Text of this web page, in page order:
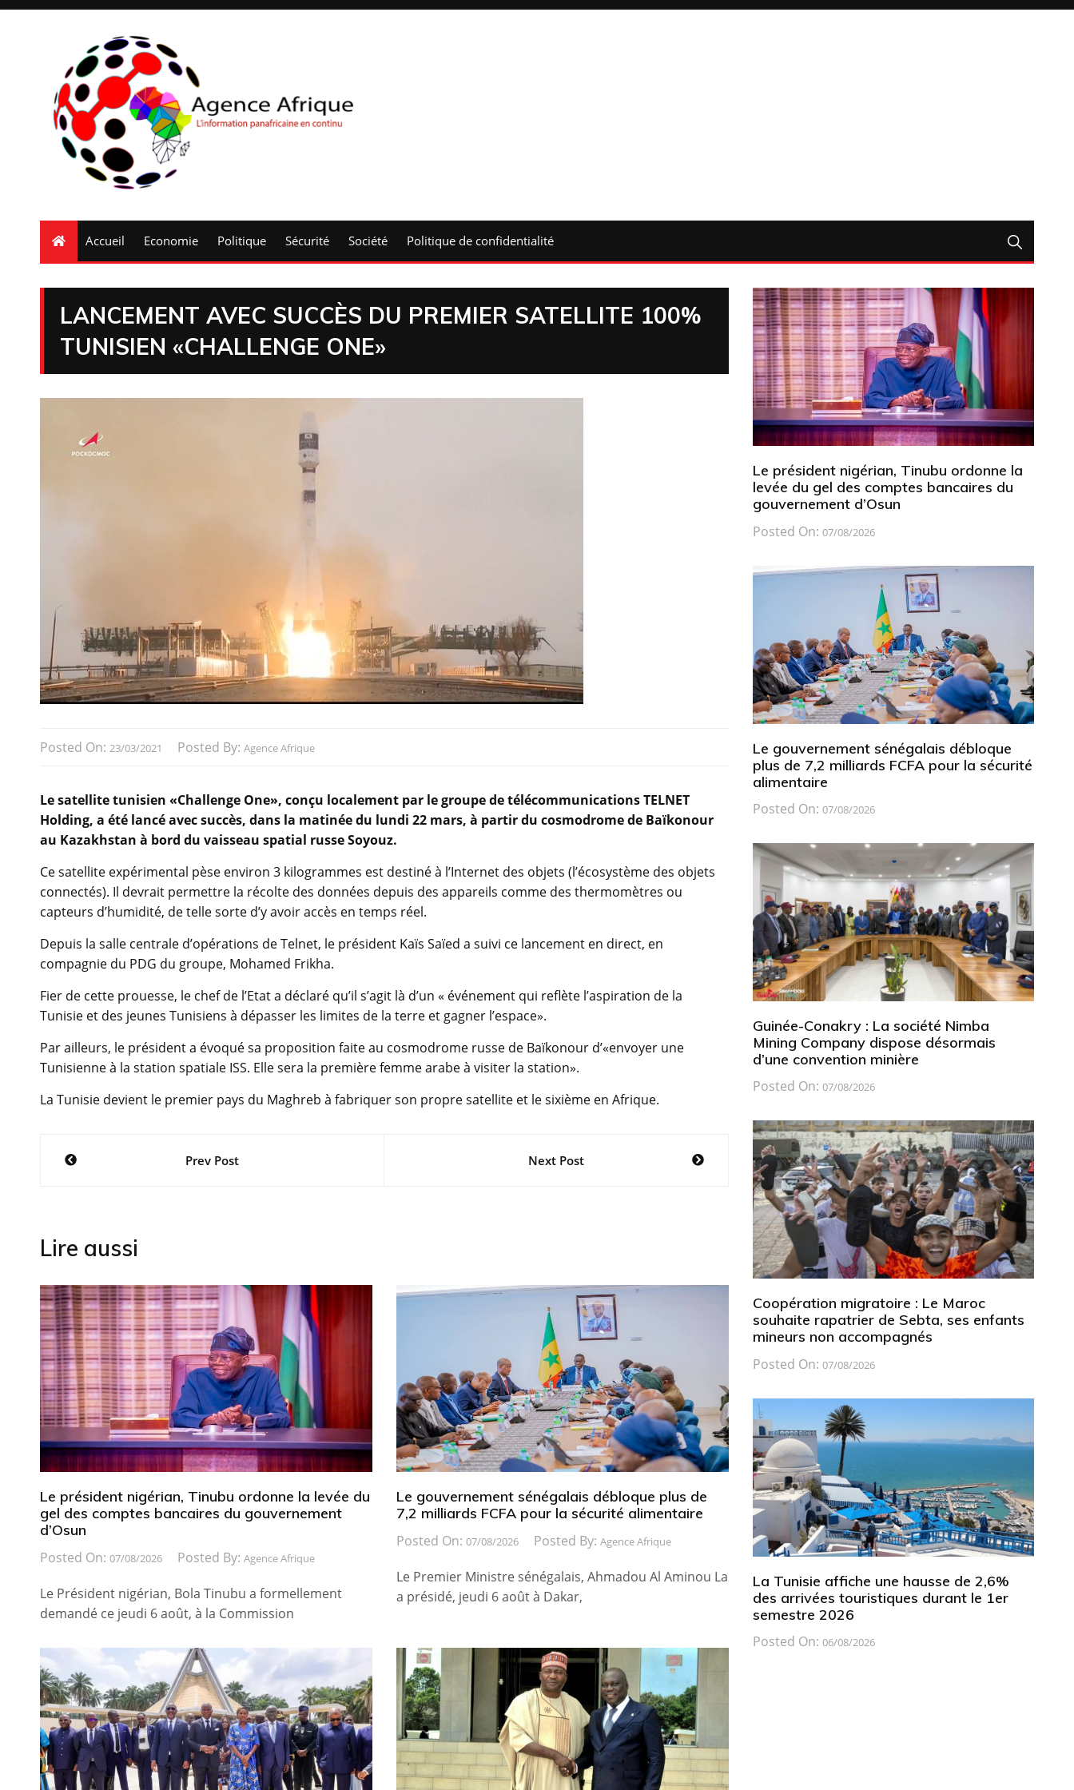
Accueil Economie Politique Sécurité Société Politique de confidentialité
LANCEMENT AVEC SUCCÈS DU PREMIER SATELLITE 100%
TUNISIEN «CHALLENGE ONE»
Posted On: 23/03/2021 Posted By: Agence Afrique
Le satellite tunisien «Challenge One», conçu localement par le groupe de télécommunications TELNET
Holding, a été lancé avec succès, dans la matinée du lundi 22 mars, à partir du cosmodrome de Baïkonour
au Kazakhstan à bord du vaisseau spatial russe Soyouz.
Ce satellite expérimental pèse environ 3 kilogrammes est destiné à l’Internet des objets (l’écosystème des objets
connectés). Il devrait permettre la récolte des données depuis des appareils comme des thermomètres ou
capteurs d’humidité, de telle sorte d’y avoir accès en temps réel.
Depuis la salle centrale d’opérations de Telnet, le président Kaïs Saïed a suivi ce lancement en direct, en
compagnie du PDG du groupe, Mohamed Frikha.
Fier de cette prouesse, le chef de l’Etat a déclaré qu’il s’agit là d’un « événement qui reflète l’aspiration de la
Tunisie et des jeunes Tunisiens à dépasser les limites de la terre et gagner l’espace».
Par ailleurs, le président a évoqué sa proposition faite au cosmodrome russe de Baïkonour d’«envoyer une
Tunisienne à la station spatiale ISS. Elle sera la première femme arabe à visiter la station».
La Tunisie devient le premier pays du Maghreb à fabriquer son propre satellite et le sixième en Afrique.
NavigationPrev Post Next Post
Lire aussi
Le président nigérian, Tinubu ordonne la levée du
gel des comptes bancaires du gouvernement
d’Osun
Posted On: 07/08/2026 Posted By: Agence Afrique
Le Président nigérian, Bola Tinubu a formellement
demandé ce jeudi 6 août, à la Commission
Le gouvernement sénégalais débloque plus de
7,2 milliards FCFA pour la sécurité alimentaire
Posted On: 07/08/2026 Posted By: Agence Afrique
Le Premier Ministre sénégalais, Ahmadou Al Aminou La
a présidé, jeudi 6 août à Dakar,
Le président nigérian, Tinubu ordonne la
levée du gel des comptes bancaires du
gouvernement d’Osun
Posted On: 07/08/2026
Le gouvernement sénégalais débloque
plus de 7,2 milliards FCFA pour la sécurité
alimentaire
Posted On: 07/08/2026
Guinée-Conakry : La société Nimba
Mining Company dispose désormais
d’une convention minière
Posted On: 07/08/2026
Coopération migratoire : Le Maroc
souhaite rapatrier de Sebta, ses enfants
mineurs non accompagnés
Posted On: 07/08/2026
La Tunisie affiche une hausse de 2,6%
des arrivées touristiques durant le 1er
semestre 2026
Posted On: 06/08/2026